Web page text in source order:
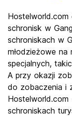
Hostelworld.com
schronisk w
schroniskach w
młodzieżowe
specjalnych,
A przy okazji
do zobaczenia i
schroniskach